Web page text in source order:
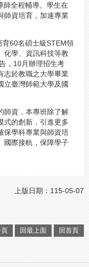
師全程輔導。學生在
師資培育，加速專業
60名碩士級STEM領
化學、資訊科技等教
，10月辦理招生考
志於教職之大學畢業
立臺灣師範大學及國
師資，本專班除了解
式的創新，引進更多
保學科專業與師資培
國際接軌，保障學子
上版日期：115-05-07
回最上面 回首頁